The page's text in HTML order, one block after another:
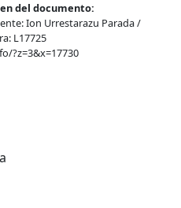
del documento:
Ion Urrestarazu Parada /
L17725
?z=3&x=17730